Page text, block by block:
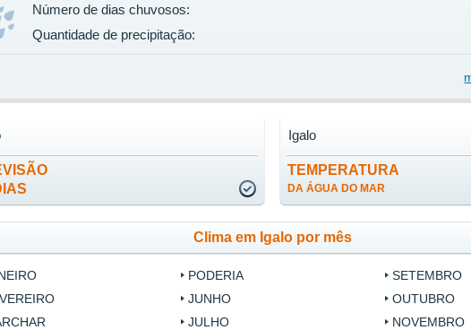
Número de dias chuvosos:
Quantidade de precipitação:
TEMPERATURA
DA ÁGUA DO MAR
Igalo
Clima em Igalo por mês
PODERIA
JUNHO
JULHO
SETEMBRO
OUTUBRO
NOVEMBRO